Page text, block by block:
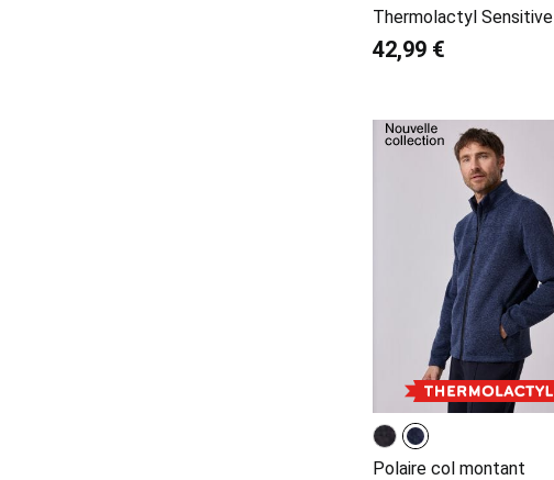
Thermolactyl Sensitive
42,99 €
Polaire col montant